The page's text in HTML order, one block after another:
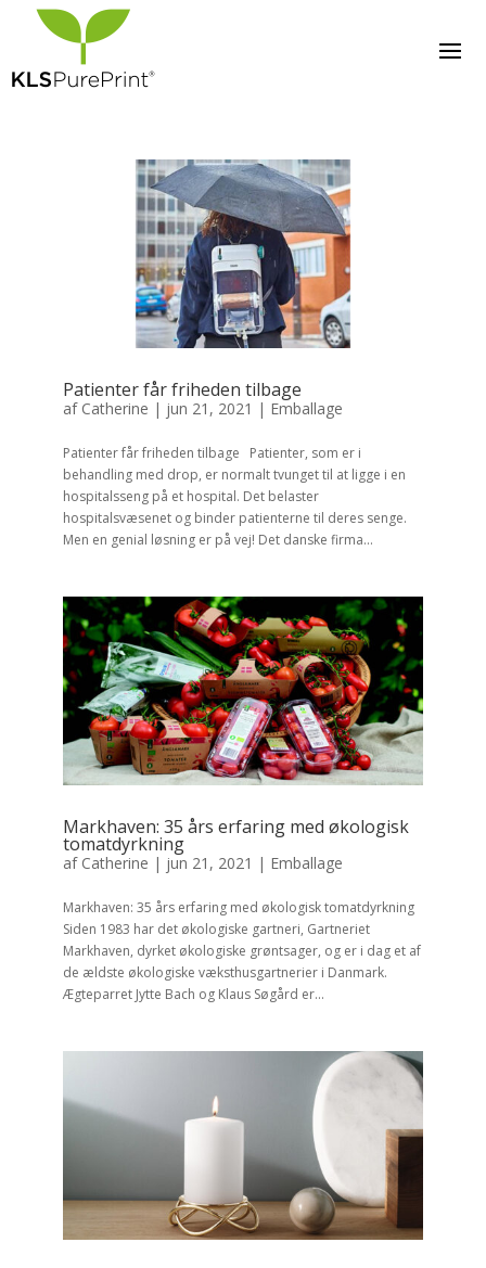
Patienter får friheden tilbage
af Catherine | jun 21, 2021 | Emballage
Patienter får friheden tilbage Patienter, som er i
behandling med drop, er normalt tvunget til at ligge i en
hospitalsseng på et hospital. Det belaster
hospitalsvæsenet og binder patienterne til deres senge.
Men en genial løsning er på vej! Det danske firma...
Markhaven: 35 års erfaring med økologisk
tomatdyrkning
af Catherine | jun 21, 2021 | Emballage
Markhaven: 35 års erfaring med økologisk tomatdyrkning
Siden 1983 har det økologiske gartneri, Gartneriet
Markhaven, dyrket økologiske grøntsager, og er i dag et af
de ældste økologiske væksthusgartnerier i Danmark.
Ægteparret Jytte Bach og Klaus Søgård er...